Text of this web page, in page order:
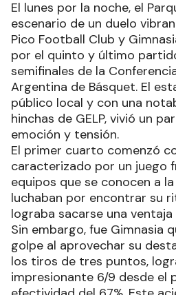
El lunes por la noche, el
escenario de un duelo
Pico Football Club y
por el quinto y último
semifinales de la
Argentina de Básquet. El
público local y con una
hinchas de GELP, vivió un
emoción y tensión.
El primer cuarto comenzó
caracterizado por un juego
equipos que se conocen a
luchaban por encontrar su
lograba sacarse una
Sin embargo, fue Gimnasia
golpe al aprovechar su
los tiros de tres puntos,
impresionante 6/9 desde el